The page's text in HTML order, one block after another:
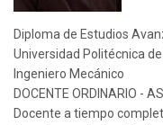
Diploma de Estudios
Universidad Politécnica
Ingeniero Mecánico
DOCENTE ORDINARIO -
Docente a tiempo